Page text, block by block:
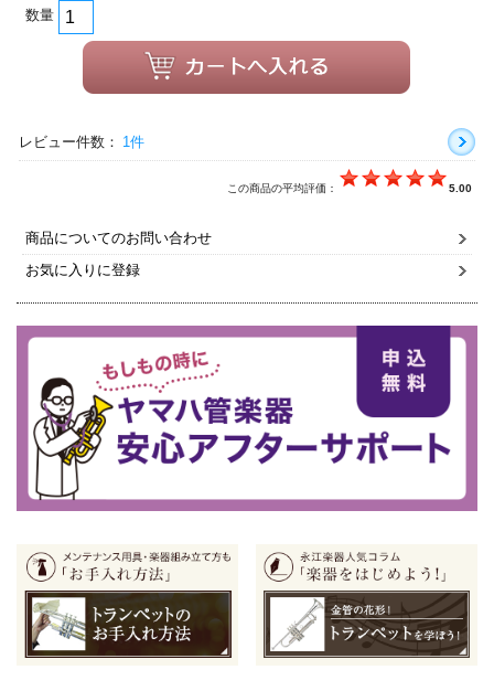
数量
レビュー件数： 1件
この商品の平均評価： 5.00
商品についてのお問い合わせ
お気に入りに登録